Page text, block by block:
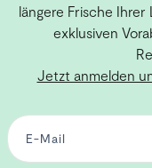
längere Frische
exklusiven
Jetzt anmelden